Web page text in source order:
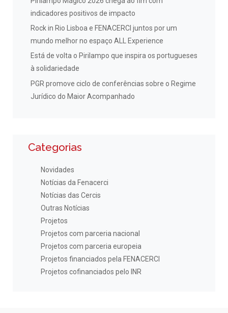
indicadores positivos de impacto
Rock in Rio Lisboa e FENACERCI juntos por um
mundo melhor no espaço ALL Experience
Está de volta o Pirilampo que inspira os portugueses
à solidariedade
PGR promove ciclo de conferências sobre o Regime
Jurídico do Maior Acompanhado
Categorias
Novidades
Notícias da Fenacerci
Notícias das Cercis
Outras Notícias
Projetos
Projetos com parceria nacional
Projetos com parceria europeia
Projetos financiados pela FENACERCI
Projetos cofinanciados pelo INR